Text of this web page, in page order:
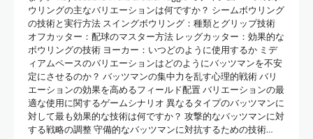
ウリングの主なバリエーションは何ですか？ シームボウリング
の技術と実行方法 スイングボウリング：種類とグリップ技術
オフカッター：配球のマスター方法 レッグカッター：効果的な
ボウリングの技術 ヨーカー：いつどのように使用するか ミデ
ィアムペースのバリエーションはどのようにバッツマンを不安
定にさせるのか？ バッツマンの集中力を乱す心理的戦術 バリ
エーションの効果を高めるフィールド配置 バリエーションの最
適な使用に関するゲームシナリオ 異なるタイプのバッツマンに
対して最も効果的な技術は何ですか？ 攻撃的なバッツマンに対
する戦略の調整 守備的なバッツマンに対抗するための技術…